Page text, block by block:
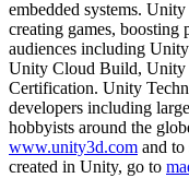
embedded systems.
creating games,
audiences including
Unity Cloud Build, Unity
Certification. Unity
developers including
hobbyists around the
www.unity3d.com and to
created in Unity, go to